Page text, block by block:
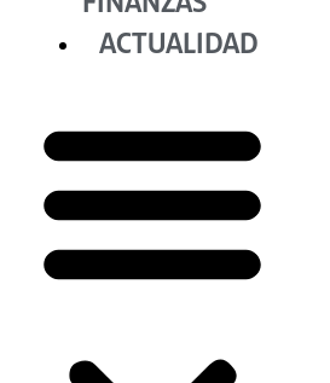
ACTUALIDAD